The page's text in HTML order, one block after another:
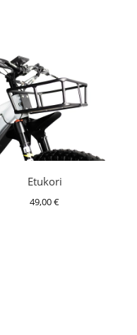
Etukori
49,00€